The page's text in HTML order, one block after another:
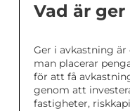
Vad är
Ger i avkastning
man placerar
för att få
genom att
fastigheter,